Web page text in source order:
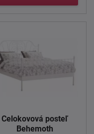
Celokovová posteľ
Behemoth